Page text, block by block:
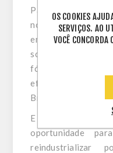
Para
novo rumo no
empresa, que tem
sociedade no
fósseis é a maior
efeito estufa no
Brasil.
E essa sinalização
oportunidade
reindustrializar
OS COOKIES
SERVIÇOS. AO
VOCÊ